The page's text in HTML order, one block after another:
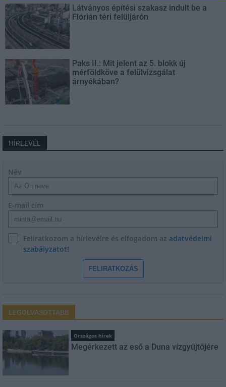
Látványos építési szakasz indult be a
Flórián téri felüljárón
Paks II.: Mit jelent az 5. blokk új
mérföldköve a felülvizsgálat
árnyékában?
HÍRLEVÉL
Név
E-mail cím
Feliratkozom a hírlevélre és elfogadom az adatvédelmi
szabályzatot!
FELIRATKOZÁS
LEGOLVASOTTABB
Országos hírek
Megérkezett az eső a Duna vízgyűjtőjére